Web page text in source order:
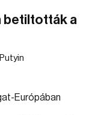
betiltották a